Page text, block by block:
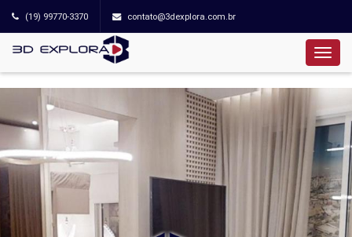
(19) 99770-3370 contato@3dexplora.com.br